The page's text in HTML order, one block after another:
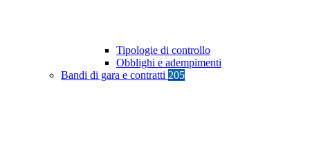
Tipologie di controllo
Obblighi e adempimenti
Bandi di gara e contratti 205